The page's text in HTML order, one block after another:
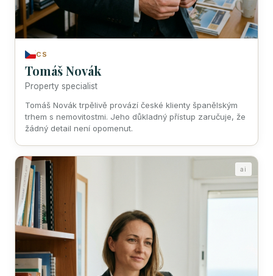
CS
Tomáš Novák
Property specialist
Tomáš Novák trpělivě provází české klienty španělským
trhem s nemovitostmi. Jeho důkladný přístup zaručuje, že
žádný detail není opomenut.
ai